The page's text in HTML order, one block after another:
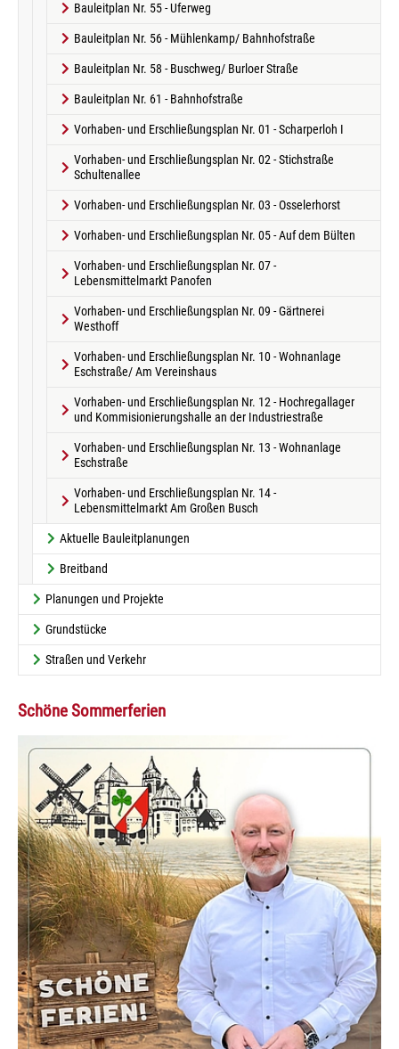
Bauleitplan Nr. 55 - Uferweg
Bauleitplan Nr. 56 - Mühlenkamp/ Bahnhofstraße
Bauleitplan Nr. 58 - Buschweg/ Burloer Straße
Bauleitplan Nr. 61 - Bahnhofstraße
Vorhaben- und Erschließungsplan Nr. 01 - Scharperloh I
Vorhaben- und Erschließungsplan Nr. 02 - Stichstraße
Schultenallee
Vorhaben- und Erschließungsplan Nr. 03 - Osselerhorst
Vorhaben- und Erschließungsplan Nr. 05 - Auf dem Bülten
Vorhaben- und Erschließungsplan Nr. 07 -
Lebensmittelmarkt Panofen
Vorhaben- und Erschließungsplan Nr. 09 - Gärtnerei
Westhoff
Vorhaben- und Erschließungsplan Nr. 10 - Wohnanlage
Eschstraße/ Am Vereinshaus
Vorhaben- und Erschließungsplan Nr. 12 - Hochregallager
und Kommisionierungshalle an der Industriestraße
Vorhaben- und Erschließungsplan Nr. 13 - Wohnanlage
Eschstraße
Vorhaben- und Erschließungsplan Nr. 14 -
Lebensmittelmarkt Am Großen Busch
Aktuelle Bauleitplanungen
Breitband
Planungen und Projekte
Grundstücke
Straßen und Verkehr
Schöne Sommerferien